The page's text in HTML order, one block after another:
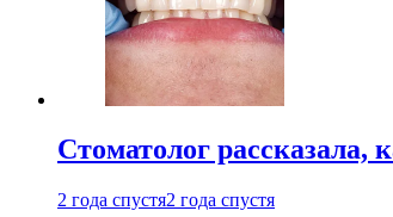
Стоматолог рассказала,
2 года спустя2 года спустя